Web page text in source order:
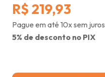
R$ 219,93
Pague em até 10x sem juros
5% de desconto no PIX